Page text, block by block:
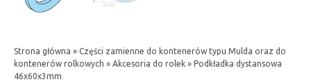
Strona główna » Części zamienne do kontenerów typu Mulda oraz do
kontenerów rolkowych » Akcesoria do rolek » Podkładka dystansowa
46x60x3mm